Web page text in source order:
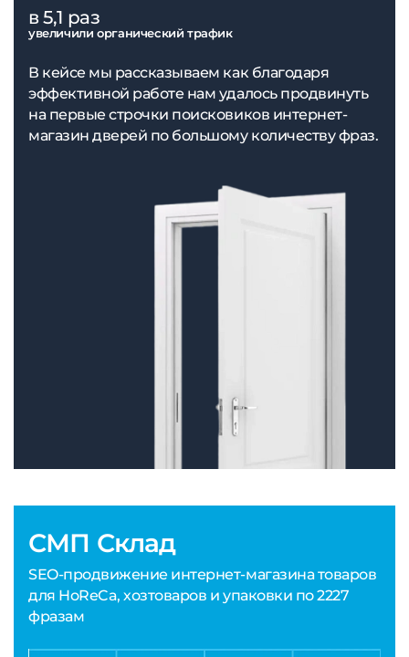
СМП Склад
SEO-продвижение интернет-магазина товаров
для HoReCa, хозтоваров и упаковки по 2227
фразам
в 5,1 раз
увеличили органический трафик
В кейсе мы рассказываем как благодаря
эффективной работе нам удалось продвинуть
на первые строчки поисковиков интернет-
магазин дверей по большому количеству фраз.